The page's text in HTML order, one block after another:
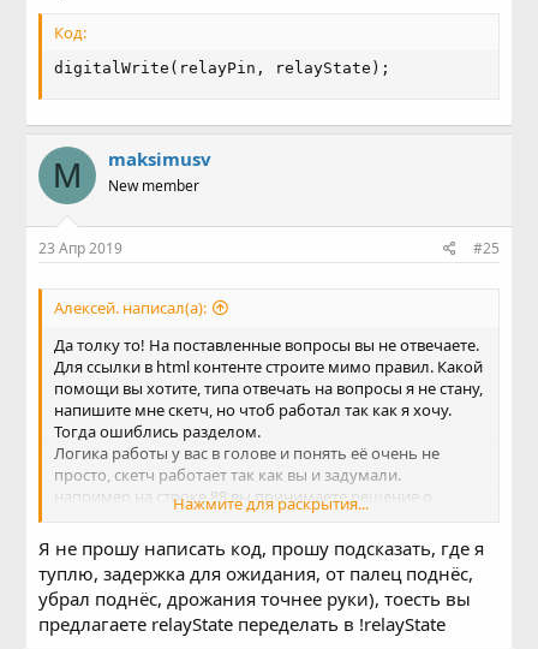
Код:
digitalWrite(relayPin, relayState);
M maksimusv
New member
23 Апр 2019 #25
Алексей. написал(а):
Да толку то! На поставленные вопросы вы не отвечаете.
Для ссылки в html контенте строите мимо правил. Какой
помощи вы хотите, типа отвечать на вопросы я не стану,
напишите мне скетч, но чтоб работал так как я хочу.
Тогда ошиблись разделом.
Логика работы у вас в голове и понять её очень не
просто, скетч работает так как вы и задумали.
например на строке 88 вы принимаете решение о
Код:
       if (request.indexOf("/LED=ON") != -1) {
        digitalWrite(relayPin,LOW);
          relayState = HIGH;
Нажмите для раскрытия...
Я не прошу написать код, прошу подсказать, где я
туплю, задержка для ожидания, от палец поднёс,
убрал поднёс, дрожания точнее руки), тоесть вы
предлагаете relayState переделать в !relayState